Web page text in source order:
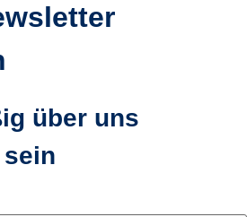
über uns